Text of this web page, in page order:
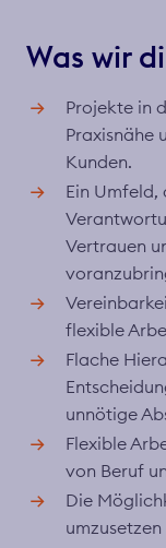
Was wir
Projekte in
Praxisnähe
Kunden.
Ein
Vertrauen
flexible
Flache
unnötige
Flexible
von Beruf
Die